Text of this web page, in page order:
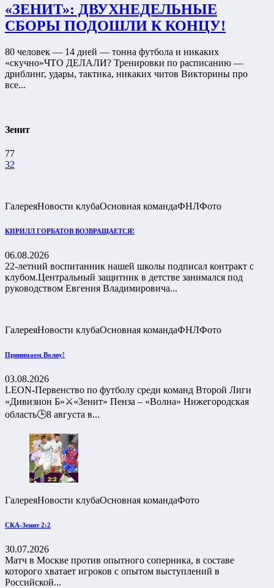
«ЗЕНИТ»: ДВУХНЕДЕЛЬНЫЕ
СБОРЫ ПОДОШЛИ К КОНЦУ!
80 человек — 14 дней — тонна футбола и никаких
«скучно»ЧТО ДЕЛАЛИ? Тренировки по расписанию —
дриблинг, удары, тактика, никаких читов Викторины про
все...
Зенит
77
32
ГалереяНовости клубаОсновная командаФНЛФото
КИРИЛЛ ГОРБАТОВ ВОЗВРАЩАЕТСЯ!
06.08.2026
22-летний воспитанник нашей школы подписал контракт с
клубом.Центральный защитник в детстве занимался под
руководством Евгения Владимировича...
ГалереяНовости клубаОсновная командаФНЛФото
Принимаем Волну!
03.08.2026
LEON-Первенство по футболу среди команд Второй Лиги
«Дивизион Б»⚔️«Зенит» Пенза – «Волна» Нижегородская
область🕒8 августа в...
ГалереяНовости клубаОсновная командаФото
СКА-Зенит 2:2
30.07.2026
Матч в Москве против опытного соперника, в составе
которого хватает игроков с опытом выступлений в
Российской...